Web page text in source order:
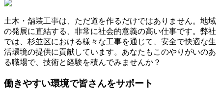
土木・舗装工事は、ただ道を作るだけではありません。地域
の発展に直結する、非常に社会的意義の高い仕事です。弊社
では、杉並区における様々な工事を通じて、安全で快適な生
活環境の提供に貢献しています。あなたもこのやりがいのあ
る職場で、技術と経験を積んでみませんか？
働きやすい環境で皆さんをサポート